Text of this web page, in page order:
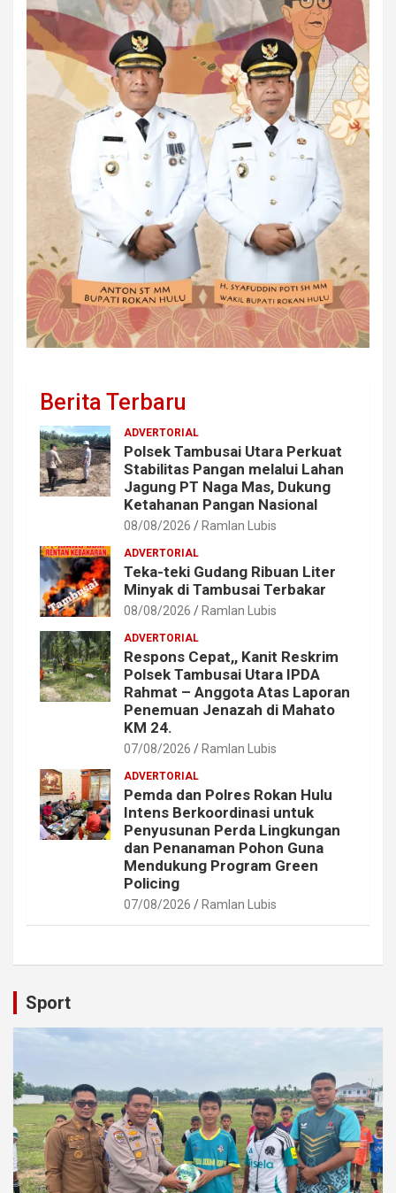
Berita Terbaru
ADVERTORIAL
Polsek Tambusai Utara Perkuat
Stabilitas Pangan melalui Lahan
Jagung PT Naga Mas, Dukung
Ketahanan Pangan Nasional
08/08/2026 Ramlan Lubis
ADVERTORIAL
Teka-teki Gudang Ribuan Liter
Minyak di Tambusai Terbakar
08/08/2026 Ramlan Lubis
ADVERTORIAL
Respons Cepat,, Kanit Reskrim
Polsek Tambusai Utara IPDA
Rahmat – Anggota Atas Laporan
Penemuan Jenazah di Mahato
KM 24.
07/08/2026 Ramlan Lubis
ADVERTORIAL
Pemda dan Polres Rokan Hulu
Intens Berkoordinasi untuk
Penyusunan Perda Lingkungan
dan Penanaman Pohon Guna
Mendukung Program Green
Policing
07/08/2026 Ramlan Lubis
Sport